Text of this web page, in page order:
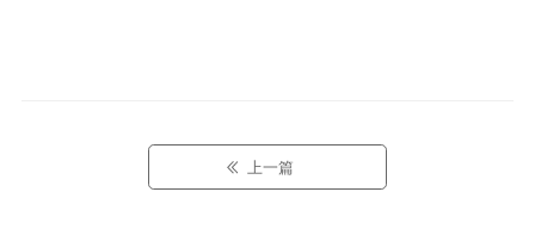
上一篇